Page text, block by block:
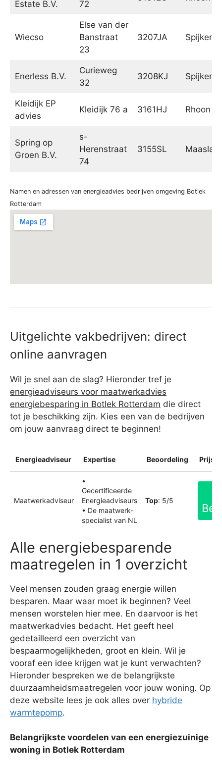
Estate B.V. 72
Wiecso
Else van der
Banstraat
23
3207JA
Enerless B.V.
Curieweg
32
3208KJ
Kleidijk EP
advies
Kleidijk 76 a 3161HJ Rhoon
Spring op
Groen B.V.
s-
Herenstraat
74
3155SL
Namen en adressen van energieadvies bedrijven omgeving Botlek
Rotterdam
Uitgelichte vakbedrijven: direct
online aanvragen
Wil je snel aan de slag? Hieronder tref je
energieadviseurs voor maatwerkadvies
energiebesparing in Botlek Rotterdam die direct
tot je beschikking zijn. Kies een van de bedrijven
om jouw aanvraag direct te beginnen!
Energieadviseur Expertise Beoordeling
Maatwerkadviseur
•
Gecertificeerde
Energieadviseurs
• De maatwerk-
specialist van NL
Top: 5/5
Alle energiebesparende
maatregelen in 1 overzicht
Veel mensen zouden graag energie willen
besparen. Maar waar moet ik beginnen? Veel
mensen worstelen hier mee. En daarvoor is het
maatwerkadvies bedacht. Het geeft heel
gedetailleerd een overzicht van
bespaarmogelijkheden, groot en klein. Wil je
vooraf een idee krijgen wat je kunt verwachten?
Hieronder bespreken we de belangrijkste
duurzaamheidsmaatregelen voor jouw woning. Op
deze website lees je ook alles over hybride
warmtepomp.
Belangrijkste voordelen van een energiezuinige
woning in Botlek Rotterdam